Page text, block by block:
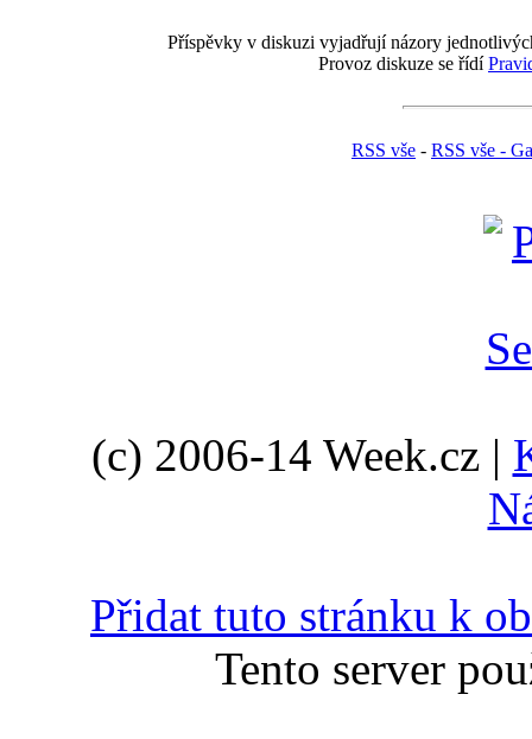
Příspěvky v diskuzi vyjadřují názory
Provoz diskuze se řídí
RSS vše - RSS vše -
(c) 2006-14 Week.cz |
Přidat tuto stránku k
Tento server